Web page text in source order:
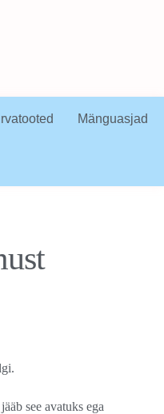
Mänguasjad
see avatuks ega